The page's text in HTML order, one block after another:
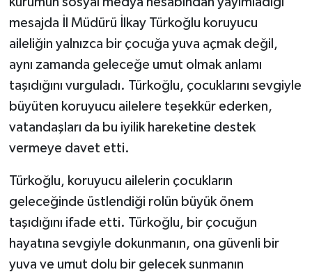
mesajda İl Müdürü İlkay Türkoğlu koruyucu
aileliğin yalnızca bir çocuğa yuva açmak değil,
aynı zamanda geleceğe umut olmak anlamı
taşıdığını vurguladı. Türkoğlu, çocuklarını sevgiyle
büyüten koruyucu ailelere teşekkür ederken,
vatandaşları da bu iyilik hareketine destek
vermeye davet etti.
Türkoğlu, koruyucu ailelerin çocukların
geleceğinde üstlendiği rolün büyük önem
taşıdığını ifade etti. Türkoğlu, bir çocuğun
hayatına sevgiyle dokunmanın, ona güvenli bir
yuva ve umut dolu bir gelecek sunmanın